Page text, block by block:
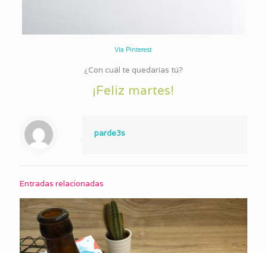
Vía Pinterest
¿Con cuál te quedarías tú?
¡Feliz martes!
parde3s
Entradas relacionadas